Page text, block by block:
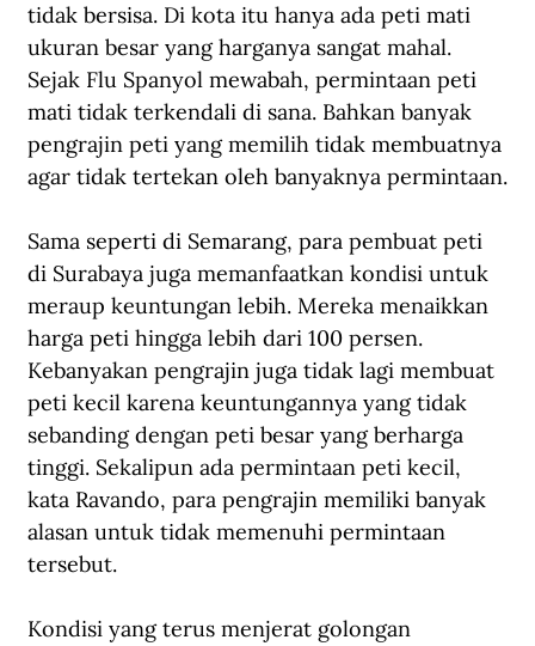
tidak bersisa. Di kota itu hanya ada peti mati
ukuran besar yang harganya sangat mahal.
Sejak Flu Spanyol mewabah, permintaan peti
mati tidak terkendali di sana. Bahkan banyak
pengrajin peti yang memilih tidak membuatnya
agar tidak tertekan oleh banyaknya permintaan.
Sama seperti di Semarang, para pembuat peti
di Surabaya juga memanfaatkan kondisi untuk
meraup keuntungan lebih. Mereka menaikkan
harga peti hingga lebih dari 100 persen.
Kebanyakan pengrajin juga tidak lagi membuat
peti kecil karena keuntungannya yang tidak
sebanding dengan peti besar yang berharga
tinggi. Sekalipun ada permintaan peti kecil,
kata Ravando, para pengrajin memiliki banyak
alasan untuk tidak memenuhi permintaan
tersebut.
Kondisi yang terus menjerat golongan